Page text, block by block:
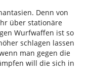
Denn von
über stationäre
Wurfwaffen ist so
schlagen lassen
man gegen die
will die sich in